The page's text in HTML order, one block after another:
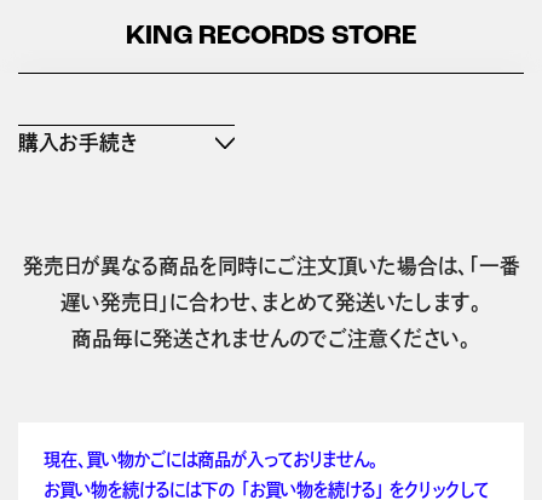
KING RECORDS STORE
購入お手続き
発売日が異なる商品を同時にご注文頂いた場合は、「一番
遅い発売日」に合わせ、まとめて発送いたします。
商品毎に発送されませんのでご注意ください。
現在、買い物かごには商品が入っておりません。
お買い物を続けるには下の 「お買い物を続ける」 をクリックして